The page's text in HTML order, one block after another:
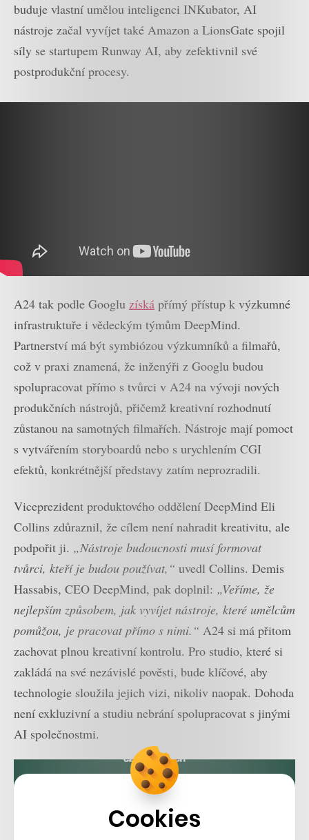
buduje vlastní umělou inteligenci INKubator, AI
nástroje začal vyvíjet také Amazon a LionsGate spojil
síly se startupem Runway AI, aby zefektivnil své
postprodukční procesy.
A24 tak podle Googlu získá přímý přístup k výzkumné
infrastruktuře i vědeckým týmům DeepMind.
Partnerství má být symbiózou výzkumníků a filmařů,
což v praxi znamená, že inženýři z Googlu budou
spolupracovat přímo s tvůrci v A24 na vývoji nových
produkčních nástrojů, přičemž kreativní rozhodnutí
zůstanou na samotných filmařích. Nástroje mají pomoct
s vytvářením storyboardů nebo s urychlením CGI
efektů, konkrétnější představy zatím neprozradili.
Viceprezident produktového oddělení DeepMind Eli
Collins zdůraznil, že cílem není nahradit kreativitu, ale
podpořit ji. „Nástroje budoucnosti musí formovat
tvůrci, kteří je budou používat,“ uvedl Collins. Demis
Hassabis, CEO DeepMind, pak doplnil: „Veříme, že
nejlepším způsobem, jak vyvíjet nástroje, které umělcům
pomůžou, je pracovat přímo s nimi.“ A24 si má přitom
zachovat plnou kreativní kontrolu. Pro studio, které si
zakládá na své nezávislé pověsti, bude klíčové, aby
technologie sloužila jejich vizi, nikoliv naopak. Dohoda
není exkluzivní a studiu nebrání spolupracovat s jinými
AI společnostmi.
Cookies